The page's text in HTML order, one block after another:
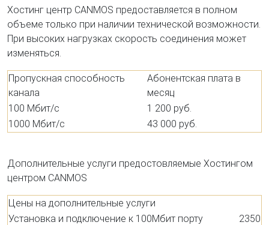
Хостинг центр CANMOS предоставляется в полном
объеме только при наличии технической возможности.
При высоких нагрузках скорость соединения может
изменяться.
Пропускная способность
канала
Абонентская плата в
месяц
100 Мбит/с
1 200 руб.
1000 Мбит/с
43 000 руб.
Дополнительные услуги предостовляемые Хостингом
центром CANMOS
Цены на дополнительные услуги
Установка и подключение к 100Мбит порту
2350